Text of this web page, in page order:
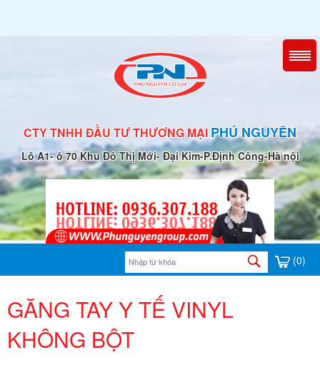
CTY TNHH ĐẦU TƯ THƯƠNG MẠIPHÚ NGUYÊN
Lô A1- ô 70 Khu Đô Thị Mới- Đại Kim-P.Định Công-Hà nội
(0)
GĂNG TAY Y TẾ VINYL
KHÔNG BỘT